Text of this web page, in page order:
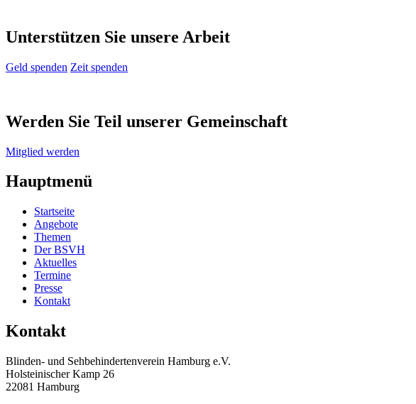
Unterstützen Sie unsere Arbeit
Geld spenden Zeit spenden
Werden Sie Teil unserer Gemeinschaft
Mitglied werden
Hauptmenü
Startseite
Angebote
Themen
Der BSVH
Aktuelles
Termine
Presse
Kontakt
Kontakt
Blinden- und Sehbehinderten­verein Hamburg e.V.
Holsteinischer Kamp 26
22081 Hamburg